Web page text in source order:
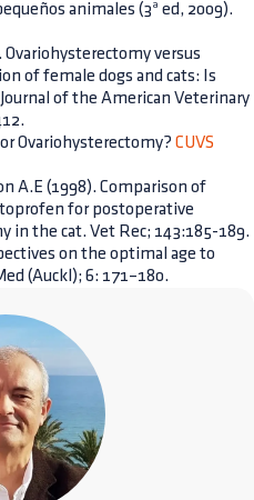
animales (3ª ed, 2009).
Ovariohysterectomy versus
of female dogs and cats: Is
of the American Veterinary
Ovariohysterectomy? CUVS
A.E (1998). Comparison of
for postoperative
in the cat. Vet Rec; 143:185-189.
on the optimal age to
(Auckl); 6: 171–180.